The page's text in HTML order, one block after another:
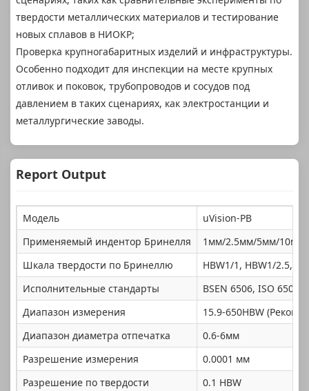
твердости металлических материалов и тестирование
новых сплавов в НИОКР;
Проверка крупногабаритных изделий и инфраструктуры.
Особенно подходит для инспекции на месте крупных
отливок и поковок, трубопроводов и сосудов под
давлением в таких сценариях, как электростанции и
металлургические заводы.
Report Output
Модель
uVision-PB
Применяемый индентор Бринелля
1мм/2.5мм/5мм/10мм
Шкала твердости по Бринеллю
HBW1/1, HBW1/2.5,
Исполнительные стандарты
BSEN 6506, ISO 6506,
Диапазон измерения
15.9-650HBW
Диапазон диаметра отпечатка
0.6-6мм
Разрешение измерения
0.0001 мм
Разрешение по твердости
0.1 HBW